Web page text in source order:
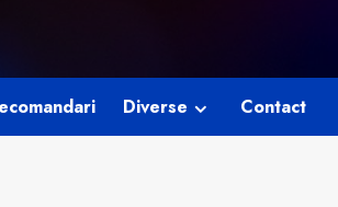
Diverse Contact